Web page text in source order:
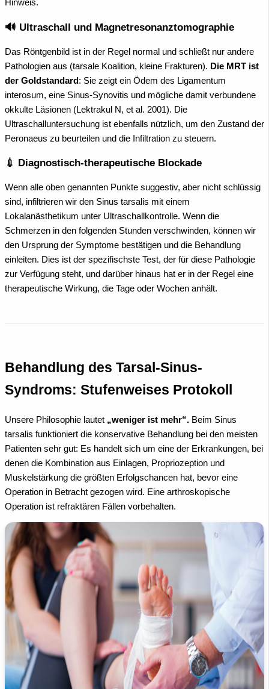
Hinweis.
🔊 Ultraschall und Magnetresonanztomographie
Das Röntgenbild ist in der Regel normal und schließt nur andere
Pathologien aus (tarsale Koalition, kleine Frakturen). Die MRT ist
der Goldstandard: Sie zeigt ein Ödem des Ligamentum
interosum, eine Sinus-Synovitis und mögliche damit verbundene
okkulte Läsionen (Lektrakul N, et al. 2001). Die
Ultraschalluntersuchung ist ebenfalls nützlich, um den Zustand der
Peronaeus zu beurteilen und die Infiltration zu steuern.
💉 Diagnostisch-therapeutische Blockade
Wenn alle oben genannten Punkte suggestiv, aber nicht schlüssig
sind, infiltrieren wir den Sinus tarsalis mit einem
Lokalanästhetikum unter Ultraschallkontrolle. Wenn die
Schmerzen in den folgenden Stunden verschwinden, können wir
den Ursprung der Symptome bestätigen und die Behandlung
einleiten. Dies ist der spezifischste Test, der für diese Pathologie
zur Verfügung steht, und darüber hinaus hat er in der Regel eine
therapeutische Wirkung, die Tage oder Wochen anhält.
Behandlung des Tarsal-Sinus-
Syndroms: Stufenweises Protokoll
Unsere Philosophie lautet „weniger ist mehr“. Beim Sinus
tarsalis funktioniert die konservative Behandlung bei den meisten
Patienten sehr gut: Es handelt sich um eine der Erkrankungen, bei
denen die Kombination aus Einlagen, Propriozeption und
Muskelstärkung die größten Erfolgschancen hat, bevor eine
Operation in Betracht gezogen wird. Eine arthroskopische
Operation ist refraktären Fällen vorbehalten.